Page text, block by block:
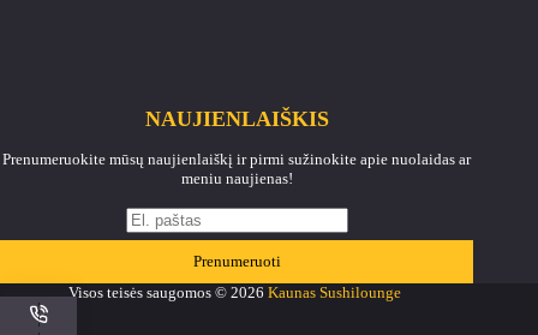
NAUJIENLAIŠKIS
Prenumeruokite mūsų naujienlaiškį ir pirmi sužinokite apie nuolaidas ar
meniu naujienas!
Prenumeruoti
Visos teisės saugomos © 2026Kaunas Sushilounge